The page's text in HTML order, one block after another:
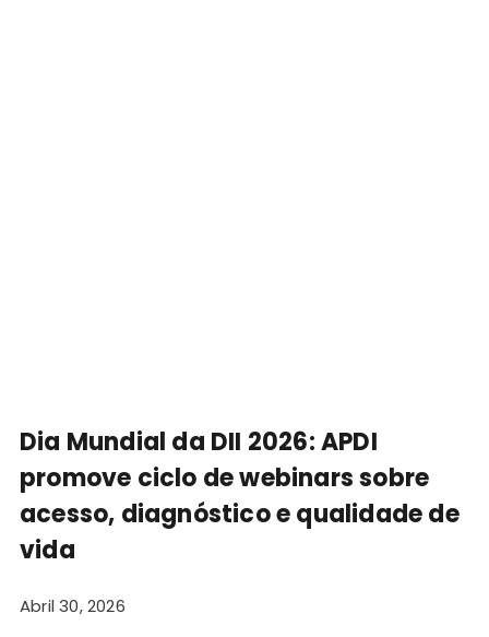
Dia Mundial da DII 2026: APDI
promove ciclo de webinars sobre
acesso, diagnóstico e qualidade de
vida
Abril 30, 2026